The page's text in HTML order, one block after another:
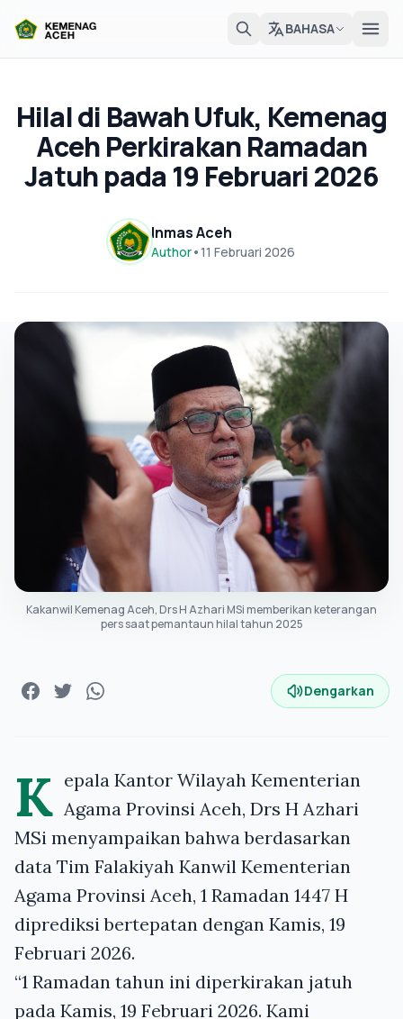
BAHASA
Hilal di Bawah Ufuk, Kemenag
Aceh Perkirakan Ramadan
Jatuh pada 19 Februari 2026
Inmas Aceh
Author•11 Februari 2026
Kakanwil Kemenag Aceh, Drs H Azhari MSi memberikan keterangan
pers saat pemantaun hilal tahun 2025
Dengarkan
K epala Kantor Wilayah Kementerian
Agama Provinsi Aceh, Drs H Azhari
MSi menyampaikan bahwa berdasarkan
data Tim Falakiyah Kanwil Kementerian
Agama Provinsi Aceh, 1 Ramadan 1447 H
diprediksi bertepatan dengan Kamis, 19
Februari 2026.
“1 Ramadan tahun ini diperkirakan jatuh
pada Kamis, 19 Februari 2026. Kami